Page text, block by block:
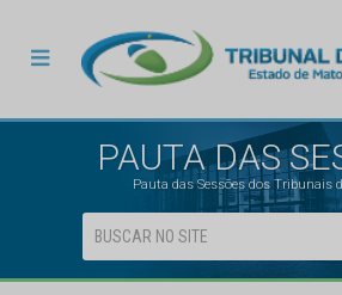
PAUTA DAS
Pauta das Sessões dos Tribunais